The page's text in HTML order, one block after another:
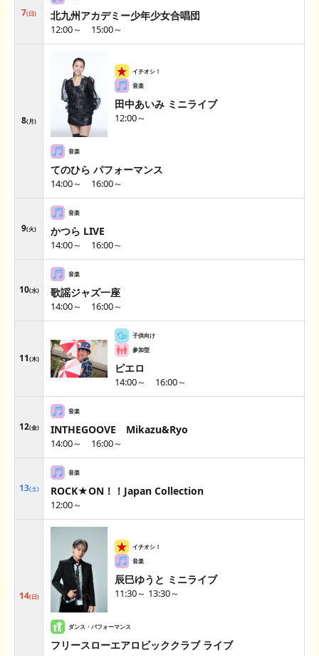
7 日 北九州アカデミー少年少女合唱団
12:00～ 15:00～
8 月
田中あいみ ミニライブ
12:00～
てのひら パフォーマンス
14:00～ 16:00～
9 火 かつら LIVE
14:00～ 16:00～
10 水 歌謡ジャズ一座
14:00～ 16:00～
11 木
ピエロ
14:00～ 16:00～
12 金 INTHEGOOVE Mikazu&Ryo
14:00～ 16:00～
13 土 ROCK★ON！！Japan Collection
12:00～
14 日
辰巳ゆうと ミニライブ
11:30～ 13:30～
フリースローエアロビッククラブ ライブ